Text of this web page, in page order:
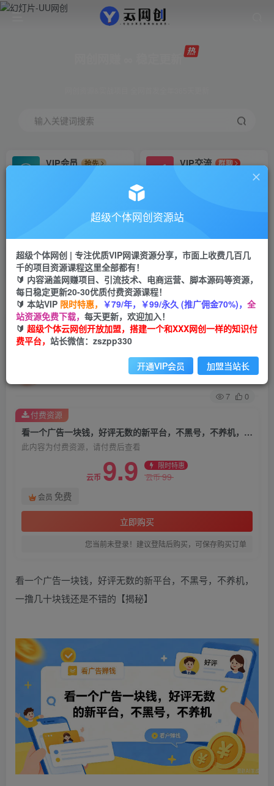
输入关键词搜索
VIP会员
抢先
VIP交流
群聊
研究探讨更多创业项目路子。
会员专属推广链接
招募站长
挂机
项目
脚本卡密
APP下载
GO
首页 创业课程 会员免费 正文
看一个广告一块钱，好评无数的新平台，不黑号，
不养机，一撸几十块钱还是不错的【揭秘】
关注 私信
7 0
看一个广告一块钱，好评无数的新平台，不黑号，不养机，一撸几十块钱还是不错的【揭秘】
此内容为付费资源，请付费后查看
云币 9.9 限时特惠
云币99
会员 免费
立即购买
您当前未登录！建议登陆后购买，可保存购买订单
付费资源
看一个广告一块钱，好评无数的新平台，不黑号，不养机，
一撸几十块钱还是不错的【揭秘】
超级个体网创资源站
超级个体网创 | 专注优质VIP网课资源分享，市面上收费几百几
千的项目资源课程这里全部都有！
🔰 内容涵盖网赚项目、引流技术、电商运营、脚本源码等资源，
每日稳定更新20-30优质付费资源课程！
🔰 本站VIP 限时特惠， ￥79/年，￥99/永久 (推广佣金70%)， 全
站资源免费下载， 每天更新，欢迎加入！
🔰 超级个体云网创开放加盟，搭建一个和XXX网创一样的知识付
费平台， 站长微信：zszpp330
开通VIP会员 加盟当站长